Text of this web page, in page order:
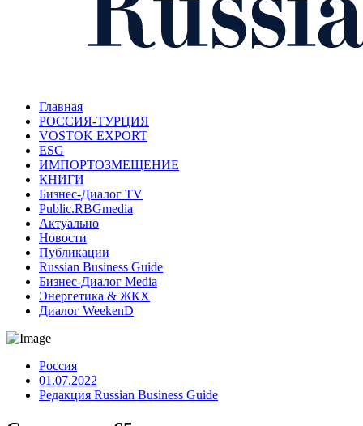
Главная
РОССИЯ-ТУРЦИЯ
VOSTOK EXPORT
ESG
ИМПОРТОЗМЕЩЕНИЕ
КНИГИ
Бизнес-Диалог TV
Public.RBGmedia
Актуально
Новости
Публикации
Russian Business Guide
Бизнес-Диалог Media
Энергетика & ЖКХ
Диалог WeekenD
Россия
01.07.2022
Редакция Russian Business Guide